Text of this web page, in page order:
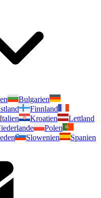
Bulgarien
Finnland
Italien Kroatien
Lettland
Polen
Slowenien
Spanien